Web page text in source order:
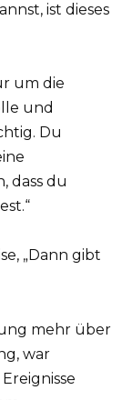
ist dieses
um die
und
Du
dass du
„Dann gibt
mehr über
war